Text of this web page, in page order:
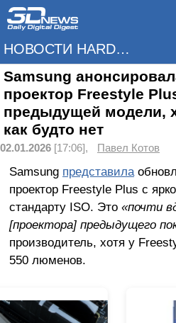
НОВОСТИ HARDWARE
Samsung
проектор Freestyle
предыдущей модели,
как будто нет
02.01.2026 [17:06], Павел Котов
Samsung представила
проектор Freestyle Plus с
стандарту ISO. Это «почти
[проектора] предыдущего
производитель, хотя у
550 люменов.